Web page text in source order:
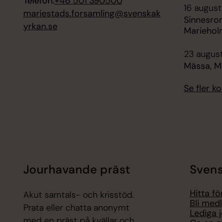
mariestads.forsamling@svenskak
yrkan.se
16
23
Mässa,
Se fler
Jourhavande präst
Akut samtals- och krisstöd.
Prata eller chatta anonymt
Hitta
Bli
Lediga